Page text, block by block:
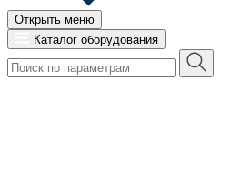
Открыть меню
Каталог оборудования